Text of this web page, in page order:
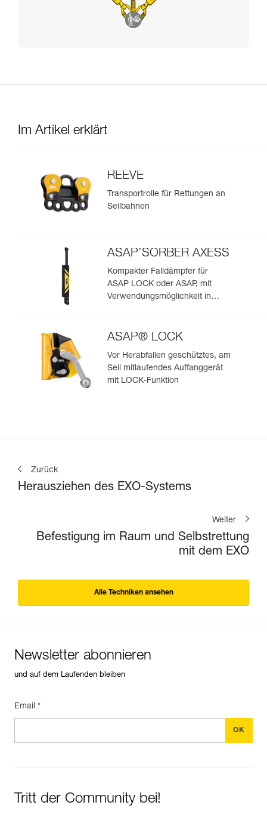
Im Artikel erklärt
REEVE
Transportrolle für Rettungen an
Seilbahnen
ASAP’SORBER AXESS
Kompakter Falldämpfer für
ASAP LOCK oder ASAP, mit
Verwendungsmöglichkeit in
ASAP® LOCK
Vor Herabfallen geschütztes, am
Seil mitlaufendes Auffanggerät
mit LOCK-Funktion
Zurück
Herausziehen des EXO-Systems
Weiter
Befestigung im Raum und Selbstrettung
mit dem EXO
Alle Techniken ansehen
Newsletter abonnieren
und auf dem Laufenden bleiben
Email *
Tritt der Community bei!